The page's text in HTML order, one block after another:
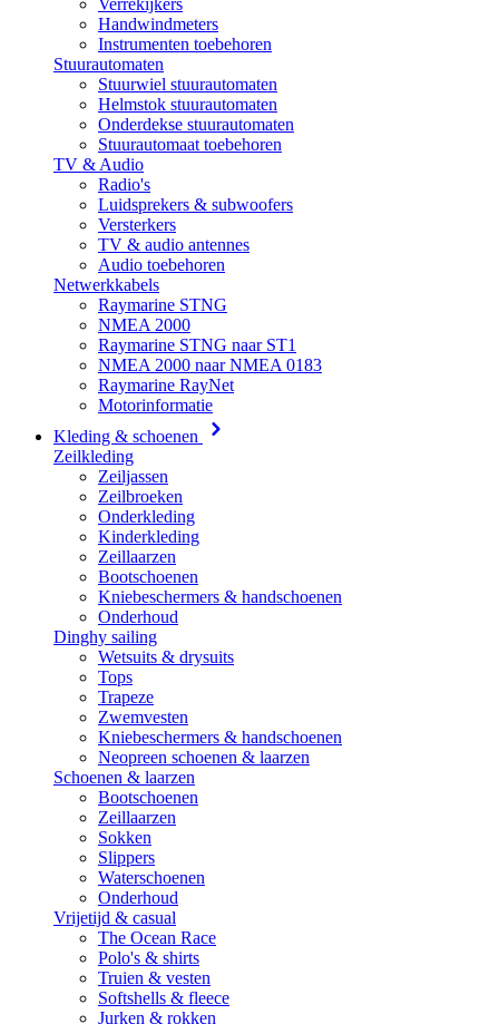
Verrekijkers
Handwindmeters
Instrumenten toebehoren
Stuurautomaten
Stuurwiel stuurautomaten
Helmstok stuurautomaten
Onderdekse stuurautomaten
Stuurautomaat toebehoren
TV & Audio
Radio's
Luidsprekers & subwoofers
Versterkers
TV & audio antennes
Audio toebehoren
Netwerkkabels
Raymarine STNG
NMEA 2000
Raymarine STNG naar ST1
NMEA 2000 naar NMEA 0183
Raymarine RayNet
Motorinformatie
Kleding & schoenen
Zeilkleding
Zeiljassen
Zeilbroeken
Onderkleding
Kinderkleding
Zeillaarzen
Bootschoenen
Kniebeschermers & handschoenen
Onderhoud
Dinghy sailing
Wetsuits & drysuits
Tops
Trapeze
Zwemvesten
Kniebeschermers & handschoenen
Neopreen schoenen & laarzen
Schoenen & laarzen
Bootschoenen
Zeillaarzen
Sokken
Slippers
Waterschoenen
Onderhoud
Vrijetijd & casual
The Ocean Race
Polo's & shirts
Truien & vesten
Softshells & fleece
Jurken & rokken